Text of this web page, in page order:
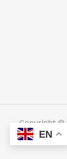
Copyright ©
EN